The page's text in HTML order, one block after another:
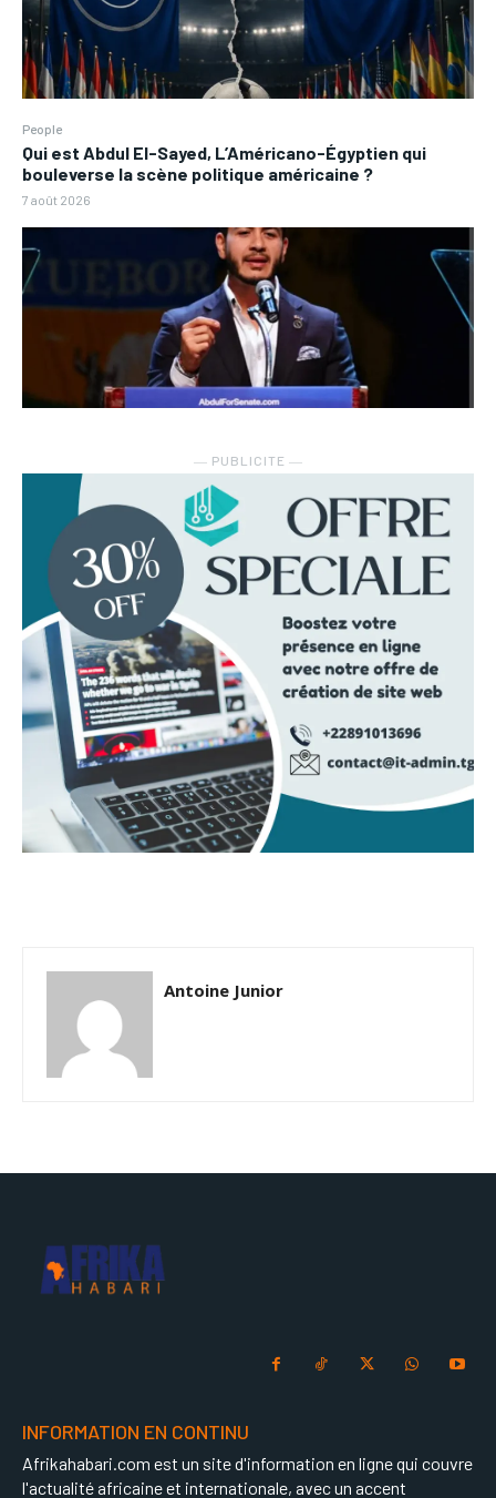
People
Qui est Abdul El-Sayed, L’Américano-Égyptien qui
bouleverse la scène politique américaine ?
7 août 2026
― PUBLICITE ―
Antoine Junior
INFORMATION EN CONTINU
Afrikahabari.com est un site d'information en ligne qui couvre
l'actualité africaine et internationale, avec un accent